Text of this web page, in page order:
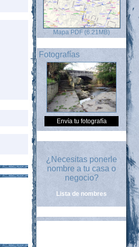
Mapa PDF (6.21MB)
Fotografías
Envía tu fotografía
¿Necesitas ponerle
nombre a tu casa o
negocio?
Lista de nombres